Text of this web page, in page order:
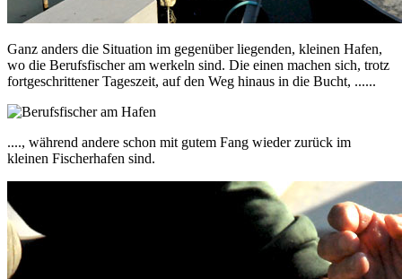
Ganz anders die Situation im gegenüber liegenden, kleinen Hafen,
wo die Berufsfischer am werkeln sind. Die einen machen sich, trotz
fortgeschrittener Tageszeit, auf den Weg hinaus in die Bucht, ......
...., während andere schon mit gutem Fang wieder zurück im
kleinen Fischerhafen sind.